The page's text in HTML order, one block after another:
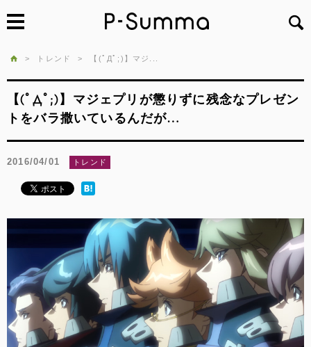
> トレンド > 【(ﾟДﾟ;)】マジ...
【(ﾟДﾟ;)】マジェプリが懲りずに残念なプレゼン
トをバラ撒いているんだが…
2016/04/01 トレンド